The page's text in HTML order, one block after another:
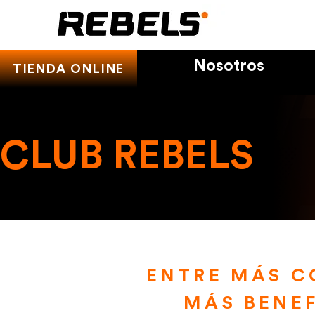
TIENDA ONLINE Nosotros
CLUB REBELS
ENTRE MÁS
MÁS